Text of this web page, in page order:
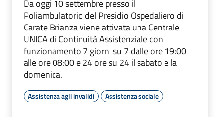
Da oggi 10 settembre presso il
Poliambulatorio del Presidio Ospedaliero di
Carate Brianza viene attivata una Centrale
UNICA di Continuità Assistenziale con
funzionamento 7 giorni su 7 dalle ore 19:00
alle ore 08:00 e 24 ore su 24 il sabato e la
domenica.
Assistenza agli invalidi Assistenza sociale